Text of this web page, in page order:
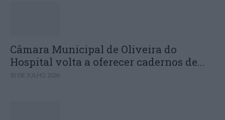
Câmara Municipal de Oliveira do
Hospital volta a oferecer cadernos de...
30 DE JULHO, 2026